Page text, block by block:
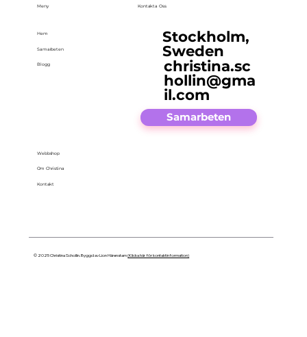
Meny
Hem
Samarbeten
Blogg
Webbshop
Om Christina
Kontakt
Kontakta Oss
Stockholm,
Sweden
christina.sc
hollin@gma
il.com
Samarbeten
© 2025 Christina Schollin. Byggd av Lion Härenstam(Klicka här för kontaktinformation)